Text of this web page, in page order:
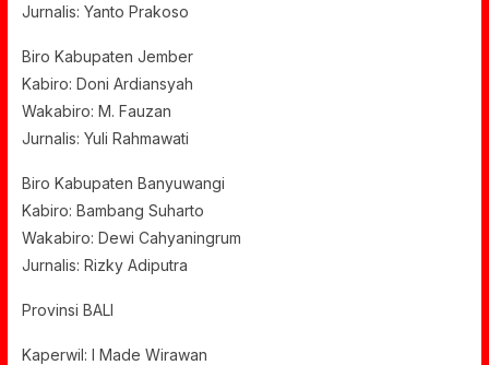
Jurnalis: Yanto Prakoso
Biro Kabupaten Jember
Kabiro: Doni Ardiansyah
Wakabiro: M. Fauzan
Jurnalis: Yuli Rahmawati
Biro Kabupaten Banyuwangi
Kabiro: Bambang Suharto
Wakabiro: Dewi Cahyaningrum
Jurnalis: Rizky Adiputra
Provinsi BALI
Kaperwil: I Made Wirawan